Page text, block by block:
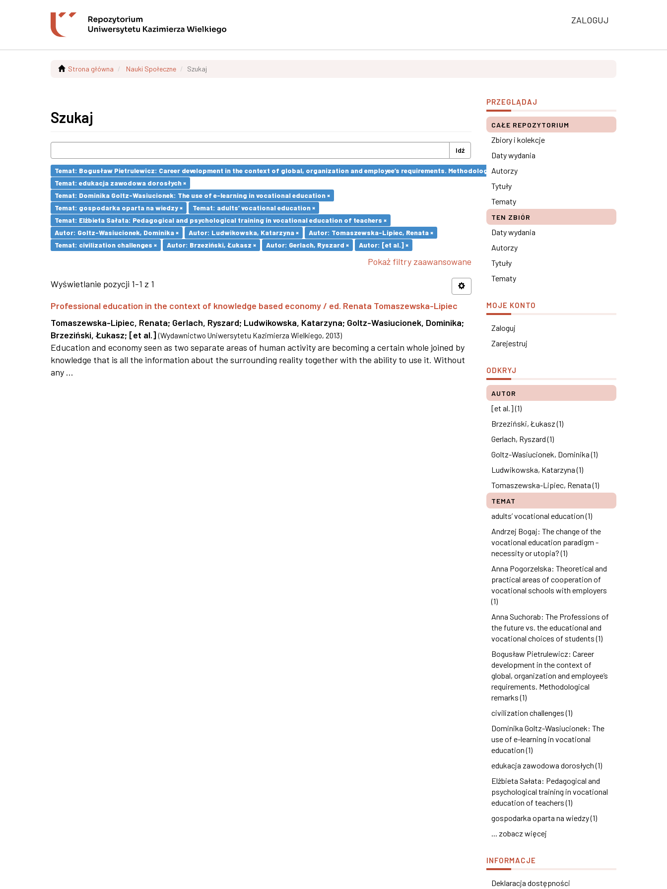
ZALOGUJ
Strona główna Nauki Społeczne Szukaj
Szukaj
Idź
Temat: Bogusław Pietrulewicz: Career development in the context of global, organization and employee’s requirements. Methodological remarks ×
Temat: edukacja zawodowa dorosłych ×
Temat: Dominika Goltz-Wasiucionek: The use of e-learning in vocational education ×
Temat: gospodarka oparta na wiedzy ×
Temat: adults’ vocational education ×
Temat: Elżbieta Sałata: Pedagogical and psychological training in vocational education of teachers ×
Autor: Goltz-Wasiucionek, Dominika ×
Autor: Ludwikowska, Katarzyna ×
Autor: Tomaszewska-Lipiec, Renata ×
Temat: civilization challenges ×
Autor: Brzeziński, Łukasz × Autor: Gerlach, Ryszard × Autor: [et al.] ×
Pokaż filtry zaawansowane
Wyświetlanie pozycji 1-1 z 1
Professional education in the context of knowledge based economy / ed. Renata Tomaszewska-Lipiec
Tomaszewska-Lipiec, Renata; Gerlach, Ryszard; Ludwikowska, Katarzyna; Goltz-Wasiucionek, Dominika;
Brzeziński, Łukasz; [et al.] (Wydawnictwo Uniwersytetu Kazimierza Wielkiego, 2013)
Education and economy seen as two separate areas of human activity are becoming a certain whole joined by
knowledge that is all the information about the surrounding reality together with the ability to use it. Without
any ...
PRZEGLĄDAJ
CAŁE REPOZYTORIUM
Zbiory i kolekcje
Daty wydania
Autorzy
Tytuły
Tematy
TEN ZBIÓR
Daty wydania
Autorzy
Tytuły
Tematy
MOJE KONTO
Zaloguj
Zarejestruj
ODKRYJ
AUTOR
[et al.] (1)
Brzeziński, Łukasz (1)
Gerlach, Ryszard (1)
Goltz-Wasiucionek, Dominika (1)
Ludwikowska, Katarzyna (1)
Tomaszewska-Lipiec, Renata (1)
TEMAT
adults’ vocational education (1)
Andrzej Bogaj: The change of the
vocational education paradigm -
necessity or utopia? (1)
Anna Pogorzelska: Theoretical and
practical areas of cooperation of
vocational schools with employers
(1)
Anna Suchorab: The Professions of
the future vs. the educational and
vocational choices of students (1)
Bogusław Pietrulewicz: Career
development in the context of
global, organization and employee’s
requirements. Methodological
remarks (1)
civilization challenges (1)
Dominika Goltz-Wasiucionek: The
use of e-learning in vocational
education (1)
edukacja zawodowa dorosłych (1)
Elżbieta Sałata: Pedagogical and
psychological training in vocational
education of teachers (1)
gospodarka oparta na wiedzy (1)
... zobacz więcej
INFORMACJE
Deklaracja dostępności